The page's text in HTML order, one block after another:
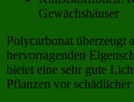
Gewächshäuser
Polycarbonat überzeugt
hervorragenden
bietet eine sehr gute
Pflanzen vor schädlicher